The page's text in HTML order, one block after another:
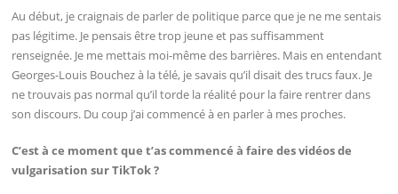
Au début, je craignais de parler de politique parce que je ne me sentais
pas légitime. Je pensais être trop jeune et pas suffisamment
renseignée. Je me mettais moi-même des barrières. Mais en entendant
Georges-Louis Bouchez à la télé, je savais qu’il disait des trucs faux. Je
ne trouvais pas normal qu’il torde la réalité pour la faire rentrer dans
son discours. Du coup j’ai commencé à en parler à mes proches.
C’est à ce moment que t’as commencé à faire des vidéos de
vulgarisation sur TikTok ?